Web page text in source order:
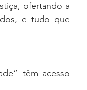
ofertando a
e tudo que
têm acesso